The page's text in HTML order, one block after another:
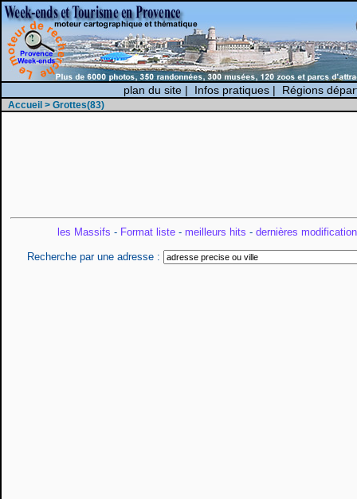
plan du site| Infos pratiques| Régions
Accueil > Grottes(83)
les Massifs - Format liste- meilleurs hits - dernières
Recherche par une adresse :